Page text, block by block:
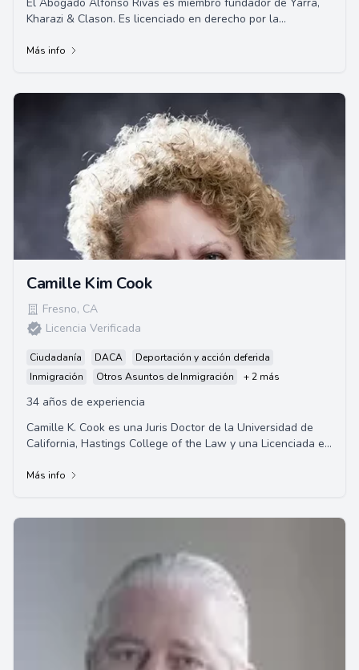
Kharazi & Clason. Es licenciado en derecho por la
Más info
Camille Kim Cook
Fresno, CA
Licencia Verificada
Ciudadanía DACA
Deportación y acción deferida
Inmigración
Otros Asuntos de Inmigración + 2 más
34 años de experiencia
Camille K. Cook es una Juris Doctor de la Universidad de
California, Hastings College of the Law y una Licenciada en
Más info